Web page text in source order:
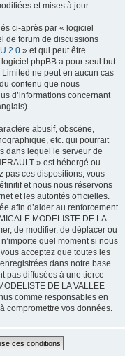
et mises à jour.
ci-après par « logiciel
de forum de discussions
2.0 » et qui peut être
phpBB a pour seul but
ne peut en aucun cas
contenu que nous
d’informations concernant
abusif, obscène,
etc. qui pourrait
dans lequel le serveur de
» est hébergé ou
pas ces dispositions, vous
et nous nous réservons
et les autorités officielles.
afin d’aider au renforcement
MODELISTE DE LA
de modifier, de déplacer ou
quel moment si nous
acceptez que toutes les
dans notre base
pas diffusées à une tierce
DE LA VALLEE
comme responsables en
compromettre vos données.